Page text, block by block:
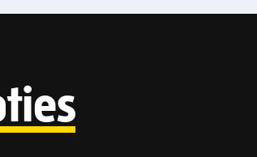
f
o